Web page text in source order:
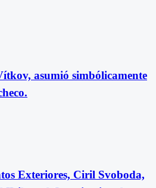
asumió simbólicamente
Exteriores, Ciril Svoboda,